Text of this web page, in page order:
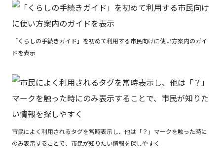
「くらしの手続きガイド」を初めて利用する市民向けに使い方案内のガイ
ドを表示
市民によく利用されるタグを常時表示し、他は「？」マークを触った時に
のみ表示することで、市民が知りたい情報を探しやすく